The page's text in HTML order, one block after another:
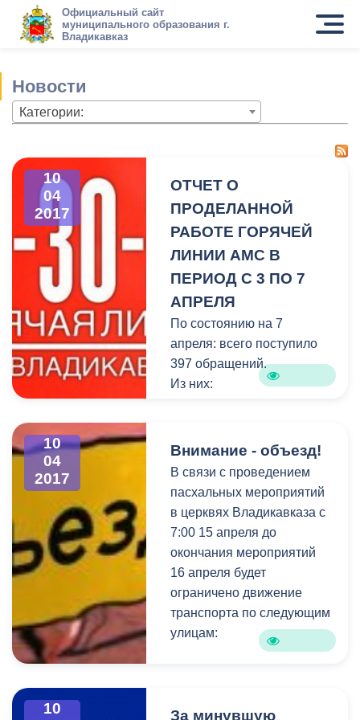
Официальный сайт
муниципального образования г.
Владикавказ
Новости
Категории:
10
04
2017
ОТЧЕТ О
ПРОДЕЛАННОЙ
РАБОТЕ ГОРЯЧЕЙ
ЛИНИИ АМС В
ПЕРИОД С 3 ПО 7
АПРЕЛЯ
По состоянию на 7
апреля: всего поступило
397 обращений.
Из них:
- снято с контроля –14
обращений.
10
04
2017
Внимание - объезд!
В связи с проведением
пасхальных мероприятий
в церквях Владикавказа с
7:00 15 апреля до
окончания мероприятий
16 апреля будет
ограничено движение
транспорта по следующим
улицам:
ул.Кантемирова;
10
За минувшую